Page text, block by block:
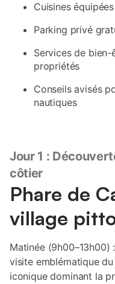
Cuisines
Parking privé
Services de
propriétés
Conseils avisés
nautiques
Jour 1 :
côtier
Phare de
village
Matinée
visite emblématique
iconique dominant la